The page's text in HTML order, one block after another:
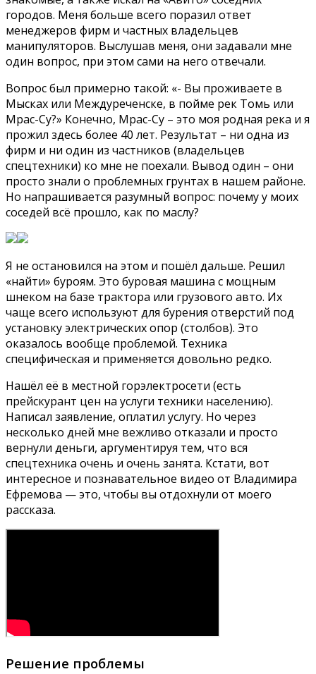
городов. Меня больше всего поразил ответ
менеджеров фирм и частных владельцев
манипуляторов. Выслушав меня, они задавали мне
один вопрос, при этом сами на него отвечали.
Вопрос был примерно такой: «- Вы проживаете в
Мысках или Междуреченске, в пойме рек Томь или
Мрас-Су?» Конечно, Мрас-Су – это моя родная река и я
прожил здесь более 40 лет. Результат – ни одна из
фирм и ни один из частников (владельцев
спецтехники) ко мне не поехали. Вывод один – они
просто знали о проблемных грунтах в нашем районе.
Но напрашивается разумный вопрос: почему у моих
соседей всё прошло, как по маслу?
Я не остановился на этом и пошёл дальше. Решил
«найти» буроям. Это буровая машина с мощным
шнеком на базе трактора или грузового авто. Их
чаще всего используют для бурения отверстий под
установку электрических опор (столбов). Это
оказалось вообще проблемой. Техника
специфическая и применяется довольно редко.
Нашёл её в местной горэлектросети (есть
прейскурант цен на услуги техники населению).
Написал заявление, оплатил услугу. Но через
несколько дней мне вежливо отказали и просто
вернули деньги, аргументируя тем, что вся
спецтехника очень и очень занята. Кстати, вот
интересное и познавательное видео от Владимира
Ефремова — это, чтобы вы отдохнули от моего
рассказа.
Решение проблемы